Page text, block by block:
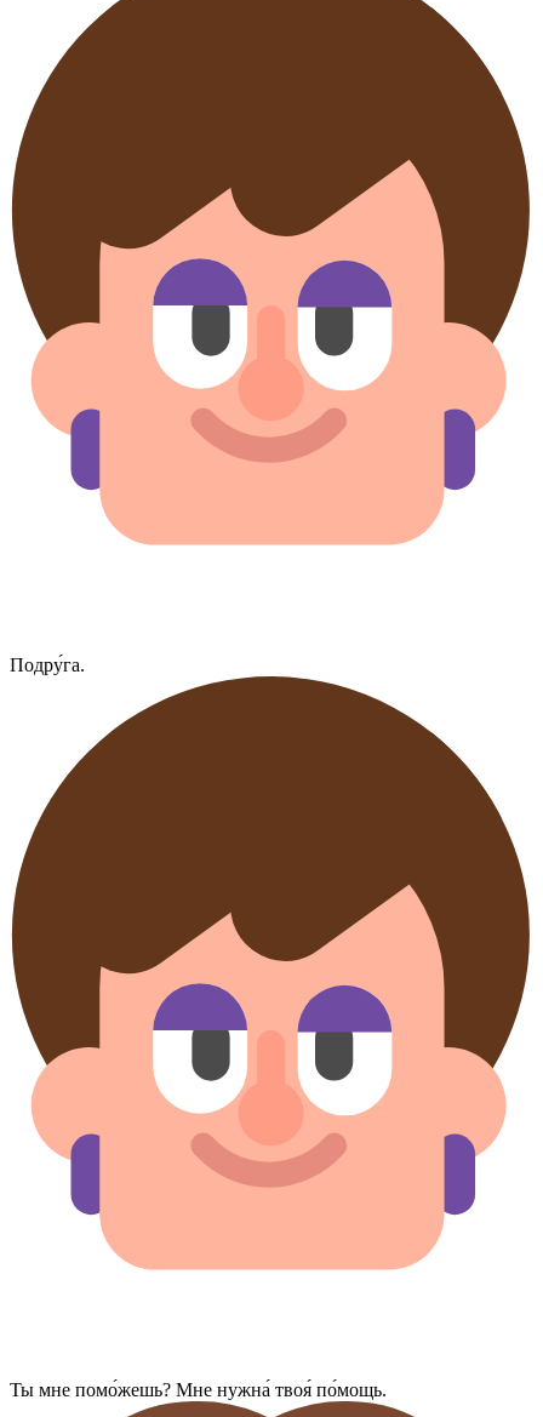
Подру́га.
Ты мне помо́жешь? Мне нужна́ твоя́ по́мощь.